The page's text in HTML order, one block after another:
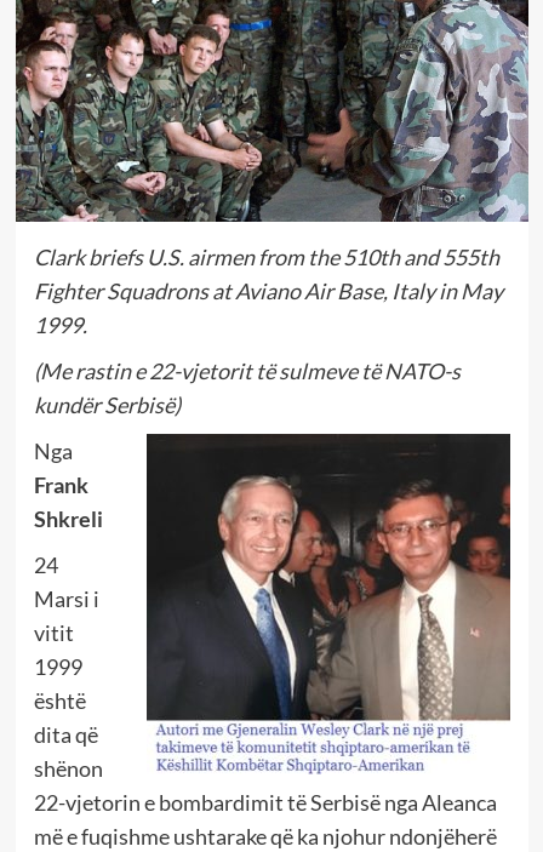
Clark briefs U.S. airmen from the 510th and 555th
Fighter Squadrons at Aviano Air Base, Italy in May
1999.
(Me rastin e 22-vjetorit të sulmeve të NATO-s
kundër Serbisë)
Nga
Frank
Shkreli
24
Marsi i
vitit
1999
është
dita që
shënon
22-vjetorin e bombardimit të Serbisë nga Aleanca
më e fuqishme ushtarake që ka njohur ndonjëherë